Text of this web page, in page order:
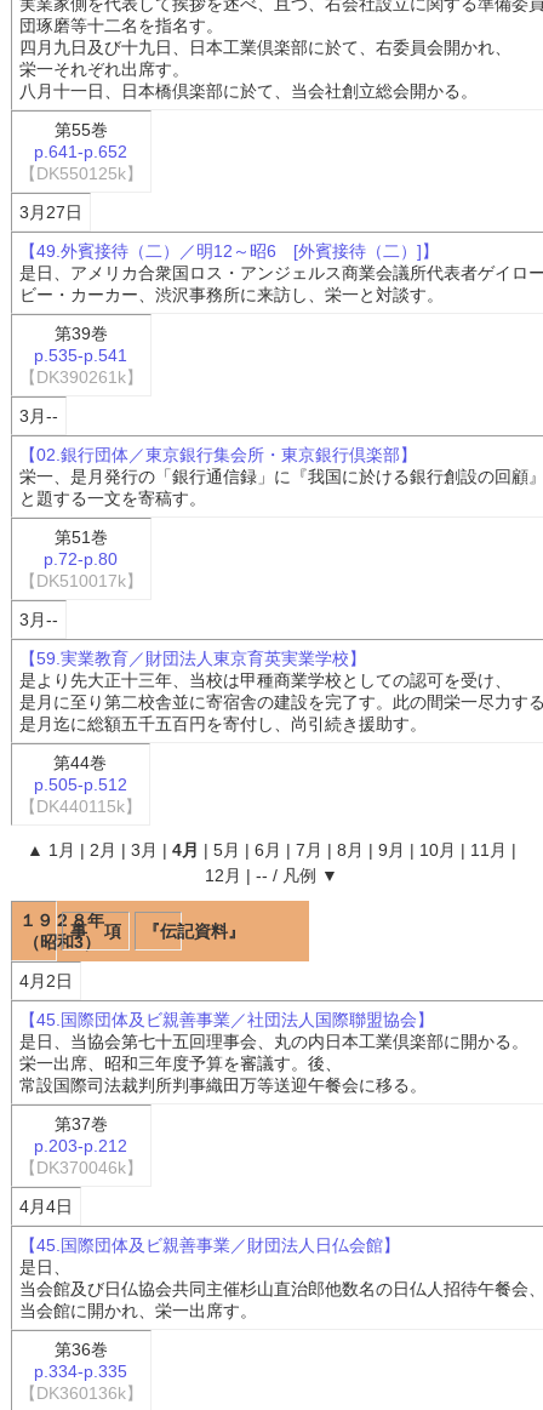
団琢磨等十二名を指名す。
四月九日及び十九日、日本工業倶楽部に於て、右委員会開かれ、
栄一それぞれ出席す。
八月十一日、日本橋倶楽部に於て、当会社創立総会開かる。
第55巻
p.641-p.652
【DK550125k】
3月27日
【49.外賓接待（二）／明12～昭6 [外賓接待（二）]】
是日、アメリカ合衆国ロス・アンジェルス商業会議所代表者ゲイロ
ビー・カーカー、渋沢事務所に来訪し、栄一と対談す。
第39巻
p.535-p.541
【DK390261k】
3月--
【02.銀行団体／東京銀行集会所・東京銀行倶楽部】
栄一、是月発行の「銀行通信録」に『我国に於ける銀行創設の回顧
と題する一文を寄稿す。
第51巻
p.72-p.80
【DK510017k】
3月--
【59.実業教育／財団法人東京育英実業学校】
是より先大正十三年、当校は甲種商業学校としての認可を受け、
是月に至り第二校舎並に寄宿舎の建設を完了す。此の間栄一尽力す
是月迄に総額五千五百円を寄付し、尚引続き援助す。
第44巻
p.505-p.512
【DK440115k】
▲ 1月 | 2月 | 3月 | 4月 | 5月 | 6月 | 7月 | 8月 | 9月 | 10月 | 11月 |
12月 | -- / 凡例 ▼
１９２８年
（昭和3）
事 項 『伝記資料』
4月2日
【45.国際団体及ビ親善事業／社団法人国際聯盟協会】
是日、当協会第七十五回理事会、丸の内日本工業倶楽部に開かる。
栄一出席、昭和三年度予算を審議す。後、
常設国際司法裁判所判事織田万等送迎午餐会に移る。
第37巻
p.203-p.212
【DK370046k】
4月4日
【45.国際団体及ビ親善事業／財団法人日仏会館】
是日、
当会館及び日仏協会共同主催杉山直治郎他数名の日仏人招待午餐会
当会館に開かれ、栄一出席す。
第36巻
p.334-p.335
【DK360136k】